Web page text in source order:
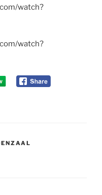
watch?
watch?